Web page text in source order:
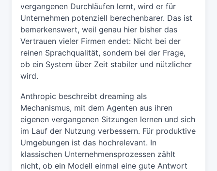
vergangenen Durchläufen lernt, wird er für
Unternehmen potenziell berechenbarer. Das ist
bemerkenswert, weil genau hier bisher das
Vertrauen vieler Firmen endet: Nicht bei der
reinen Sprachqualität, sondern bei der Frage,
ob ein System über Zeit stabiler und nützlicher
wird.
Anthropic beschreibt dreaming als
Mechanismus, mit dem Agenten aus ihren
eigenen vergangenen Sitzungen lernen und sich
im Lauf der Nutzung verbessern. Für produktive
Umgebungen ist das hochrelevant. In
klassischen Unternehmensprozessen zählt
nicht, ob ein Modell einmal eine gute Antwort